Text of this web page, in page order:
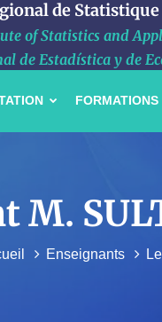
de
of Statistics and
de Estadística y de
FORMATIONS
M.
Enseignants